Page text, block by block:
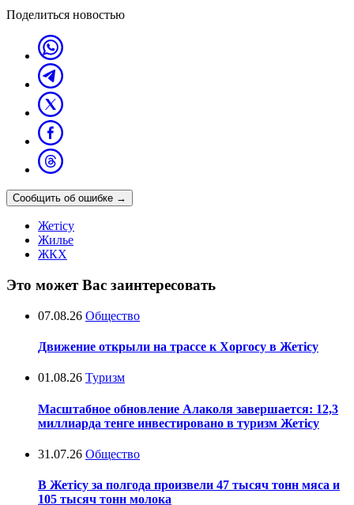
Поделиться новостью
Сообщить об ошибке →
Жетісу
Жилье
ЖКХ
Это может Вас заинтересовать
07.08.26 Общество
Движение открыли на трассе к Хоргосу в Жетісу
01.08.26 Туризм
Масштабное обновление Алаколя завершается: 12,3
миллиарда тенге инвестировано в туризм Жетісу
31.07.26 Общество
В Жетісу за полгода произвели 47 тысяч тонн мяса и
105 тысяч тонн молока